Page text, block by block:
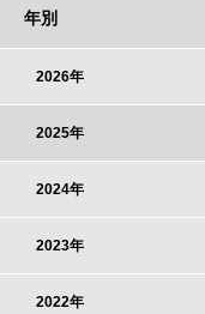
年別
2026年
2025年
2024年
2023年
2022年